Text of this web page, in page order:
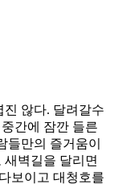
않다. 달려갈수
간에 잠깐 들른
들만의 즐거움이
벽길을 달리면
보이고 대청호를